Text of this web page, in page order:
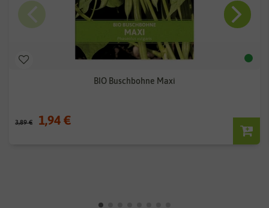
BIO Buschbohne Maxi
3,89 € 1,94 €